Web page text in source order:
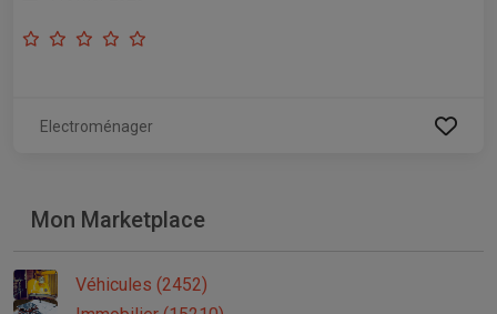
Electroménager
Mon Marketplace
Véhicules (2452)